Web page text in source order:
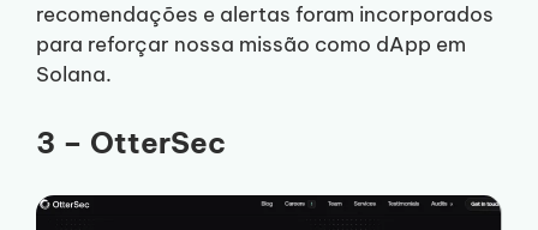
recomendações e alertas foram incorporados
para reforçar nossa missão como dApp em
Solana.
3 – OtterSec